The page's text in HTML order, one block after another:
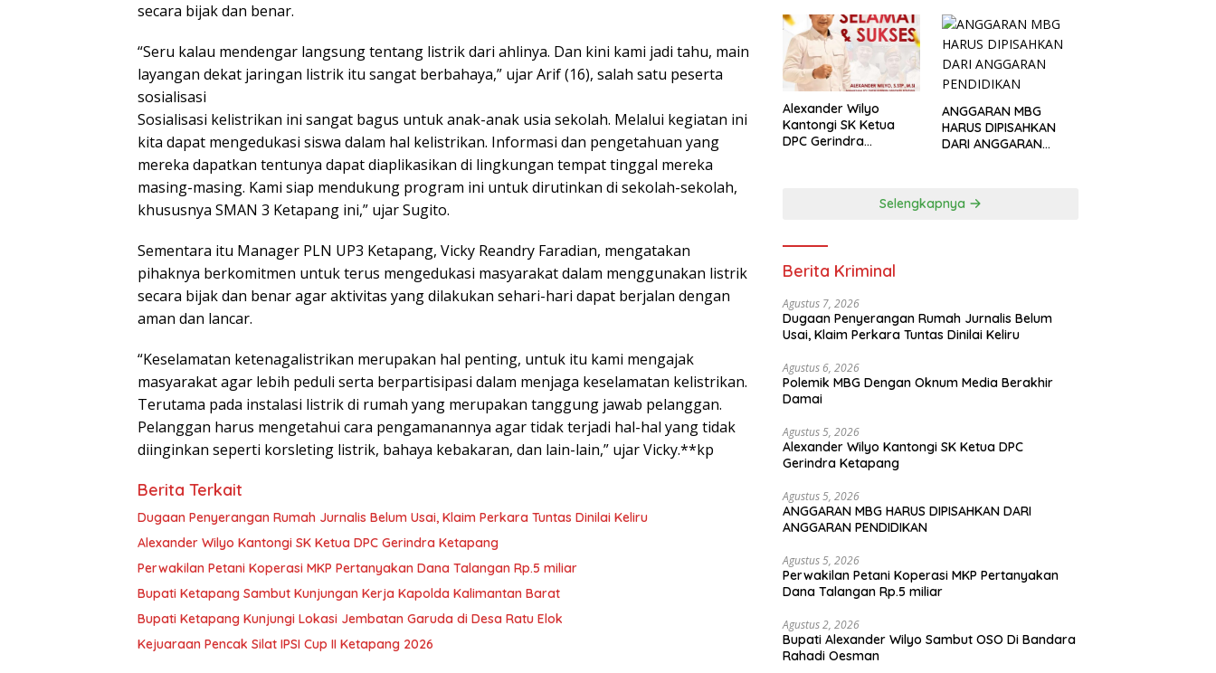
secara bijak dan benar.
“Seru kalau mendengar langsung tentang listrik dari ahlinya. Dan kini kami jadi tahu, main
layangan dekat jaringan listrik itu sangat berbahaya,” ujar Arif (16), salah satu peserta
sosialisasi
Sosialisasi kelistrikan ini sangat bagus untuk anak-anak usia sekolah. Melalui kegiatan ini
kita dapat mengedukasi siswa dalam hal kelistrikan. Informasi dan pengetahuan yang
mereka dapatkan tentunya dapat diaplikasikan di lingkungan tempat tinggal mereka
masing-masing. Kami siap mendukung program ini untuk dirutinkan di sekolah-sekolah,
khususnya SMAN 3 Ketapang ini,” ujar Sugito.
Sementara itu Manager PLN UP3 Ketapang, Vicky Reandry Faradian, mengatakan
pihaknya berkomitmen untuk terus mengedukasi masyarakat dalam menggunakan listrik
secara bijak dan benar agar aktivitas yang dilakukan sehari-hari dapat berjalan dengan
aman dan lancar.
“Keselamatan ketenagalistrikan merupakan hal penting, untuk itu kami mengajak
masyarakat agar lebih peduli serta berpartisipasi dalam menjaga keselamatan kelistrikan.
Terutama pada instalasi listrik di rumah yang merupakan tanggung jawab pelanggan.
Pelanggan harus mengetahui cara pengamanannya agar tidak terjadi hal-hal yang tidak
diinginkan seperti korsleting listrik, bahaya kebakaran, dan lain-lain,” ujar Vicky.**kp
Berita Terkait
Dugaan Penyerangan Rumah Jurnalis Belum Usai, Klaim Perkara Tuntas Dinilai Keliru
Alexander Wilyo Kantongi SK Ketua DPC Gerindra Ketapang
Perwakilan Petani Koperasi MKP Pertanyakan Dana Talangan Rp.5 miliar
Bupati Ketapang Sambut Kunjungan Kerja Kapolda Kalimantan Barat
Bupati Ketapang Kunjungi Lokasi Jembatan Garuda di Desa Ratu Elok
Kejuaraan Pencak Silat IPSI Cup II Ketapang 2026
Alexander Wilyo
Kantongi SK Ketua
DPC Gerindra
ANGGARAN MBG
HARUS DIPISAHKAN
DARI ANGGARAN
Selengkapnya
Berita Kriminal
Agustus 7, 2026
Dugaan Penyerangan Rumah Jurnalis Belum
Usai, Klaim Perkara Tuntas Dinilai Keliru
Agustus 6, 2026
Polemik MBG Dengan Oknum Media Berakhir
Damai
Agustus 5, 2026
Alexander Wilyo Kantongi SK Ketua DPC
Gerindra Ketapang
Agustus 5, 2026
ANGGARAN MBG HARUS DIPISAHKAN DARI
ANGGARAN PENDIDIKAN
Agustus 5, 2026
Perwakilan Petani Koperasi MKP Pertanyakan
Dana Talangan Rp.5 miliar
Agustus 2, 2026
Bupati Alexander Wilyo Sambut OSO Di Bandara
Rahadi Oesman